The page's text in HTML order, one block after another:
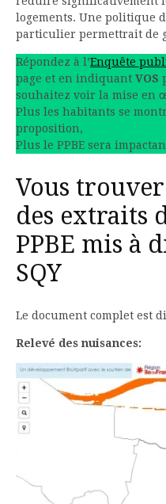
logements. Une politique
particulier permettrait de
Répondez à l’Enquête
page et en indiquant VOS
souhaitez voir la mise en
Plus les habitants se
proposition,
Plus le PPBE sera
Vous
des extraits
PPBE mis à
SQY
Le document complet est
Relevé des nuisances: